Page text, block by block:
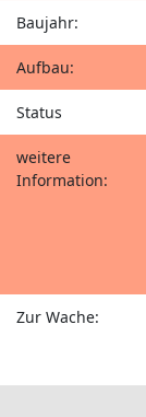
Baujahr:
Aufbau:
Status
weitere
Information:
Zur Wache: